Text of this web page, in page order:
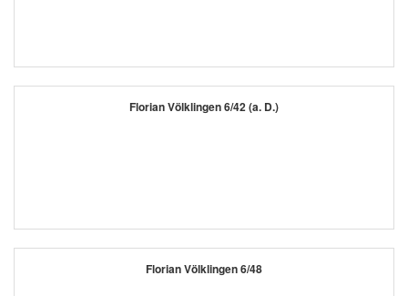
Florian Völklingen 6/42 (a. D.)
Florian Völklingen 6/48